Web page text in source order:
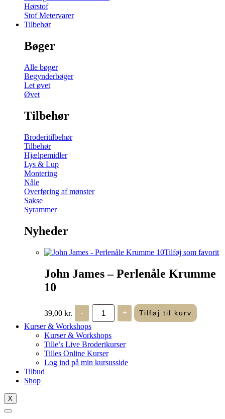
Hørstof
Stof Metervarer
Tilbehør
Bøger
Alle bøger
Begynderbøger
Let øvet
Øvet
Tilbehør
Broderitilbehør
Tilbehør
Hjælpemidler
Lys & Lup
Montering
Nåle
Overføring af mønster
Sakse
Syrammer
Nyheder
Tilføj som favorit
John James – Perlenåle Krumme
10
39,00 kr. -
John
James
-
Perlenåle
Krumme
10
antal
+ Tilføj til kurv
Kurser & Workshops
Kurser & Workshops
Tille’s Live Broderikurser
Tilles Online Kurser
Log ind på min kursusside
Tilbud
Shop
X